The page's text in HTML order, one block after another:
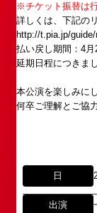
※チケット振替は
詳しくは、下記の
http://t.pia.jp/
払い戻し期間：4
延期日程につきま
本公演を楽しみに
何卒ご理解とご協
日
出演